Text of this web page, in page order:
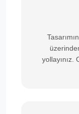
yollayınız.